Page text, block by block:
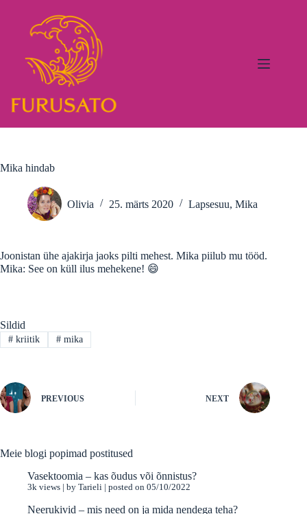
content
Mika hindab
Olivia 25. märts 2020 Lapsesuu, Mika
Joonistan ühe ajakirja jaoks pilti mehest. Mika piilub mu tööd.
Mika: See on küll ilus mehekene! 😄
Sildid
#kriitik #mika
PREVIOUS NEXT
Meie blogi popimad postitused
Vasektoomia – kas õudus või õnnistus?
3k views by Tarieli posted on 05/10/2022
Neerukivid – mis need on ja mida nendega teha?